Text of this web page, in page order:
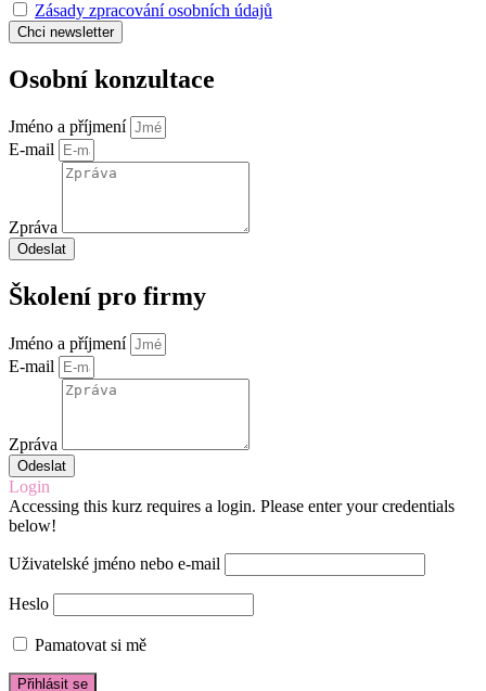
Zásady zpracování osobních údajů
Chci newsletter
Osobní konzultace
Jméno a příjmení
E-mail
Zpráva
Odeslat
Školení pro firmy
Jméno a příjmení
E-mail
Zpráva
Odeslat
Login
Accessing this kurz requires a login. Please enter your credentials
below!
Uživatelské jméno nebo e-mail
Heslo
Pamatovat si mě